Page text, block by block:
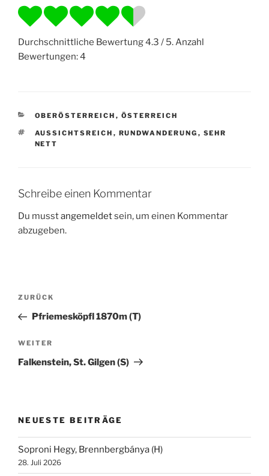
Durchschnittliche Bewertung4.3 / 5. Anzahl
Bewertungen:4
KATEGORIEN
OBERÖSTERREICH , ÖSTERREICH
SCHLAGWÖRTER
AUSSICHTSREICH , RUNDWANDERUNG , SEHR
NETT
Schreibe einen Kommentar
Du musstangemeldetsein, um einen Kommentar
abzugeben.
Beitragsnavigation
Vorheriger
Beitrag
ZURÜCK
Pfriemesköpfl 1870m (T)
Nächster
Beitrag
WEITER
Falkenstein, St. Gilgen (S)
NEUESTE BEITRÄGE
Soproni Hegy, Brennbergbánya (H)
28. Juli 2026